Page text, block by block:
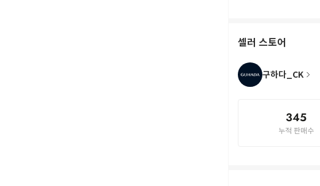
셀러 스토어
구하다_CK
345
누적 판매수